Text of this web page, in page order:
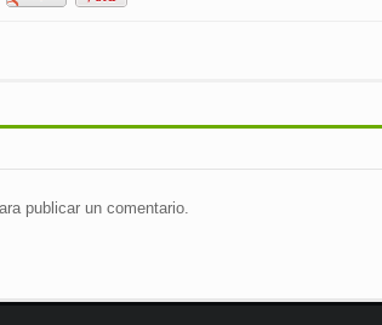
publicar un comentario.